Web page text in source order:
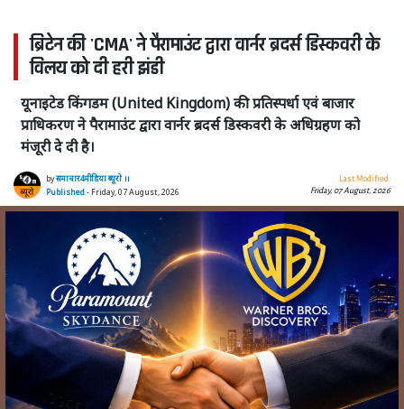
ब्रिटेन की 'CMA' ने पैरामाउंट द्वारा वार्नर ब्रदर्स डिस्कवरी के
विलय को दी हरी झंडी
यूनाइटेड किंगडम (United Kingdom) की प्रतिस्पर्धा एवं बाजार
प्राधिकरण ने पैरामाउंट द्वारा वार्नर ब्रदर्स डिस्कवरी के अधिग्रहण को
मंजूरी दे दी है।
byसमाचार4मीडिया ब्यूरो ।।
Published - Friday, 07 August, 2026
Last Modified:
Friday, 07 August, 2026